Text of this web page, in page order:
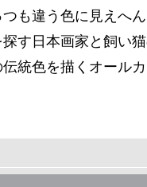
も違う色に見えへん
探す日本画家と飼い
統色を描くオールカ